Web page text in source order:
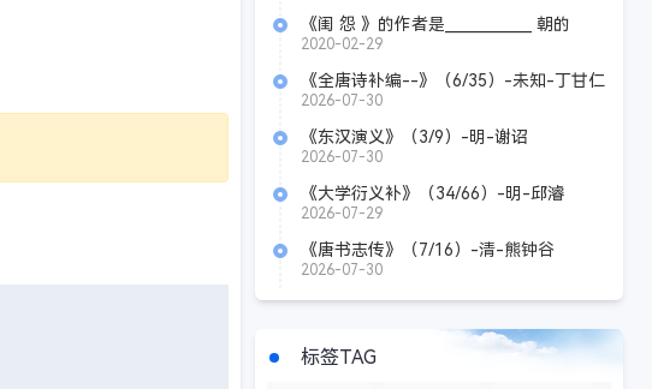
《闺 怨 》的作者是____________ 朝的
____________。
2020-02-29
《全唐诗补编--》（6/35）-未知-丁甘仁
2026-07-30
《东汉演义》（3/9）-明-谢诏
2026-07-30
《大学衍义补》（34/66）-明-邱濬
2026-07-29
《唐书志传》（7/16）-清-熊钟谷
2026-07-30
标签TAG